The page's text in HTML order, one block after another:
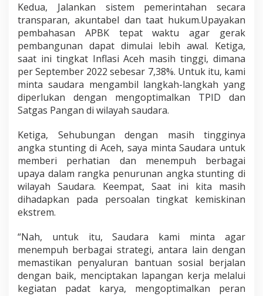
Kedua, Jalankan sistem pemerintahan secara
transparan, akuntabel dan taat hukum.Upayakan
pembahasan APBK tepat waktu agar gerak
pembangunan dapat dimulai lebih awal. Ketiga,
saat ini tingkat Inflasi Aceh masih tinggi, dimana
per September 2022 sebesar 7,38%. Untuk itu, kami
minta saudara mengambil langkah-langkah yang
diperlukan dengan mengoptimalkan TPID dan
Satgas Pangan di wilayah saudara.
Ketiga, Sehubungan dengan masih tingginya
angka stunting di Aceh, saya minta Saudara untuk
memberi perhatian dan menempuh berbagai
upaya dalam rangka penurunan angka stunting di
wilayah Saudara. Keempat, Saat ini kita masih
dihadapkan pada persoalan tingkat kemiskinan
ekstrem.
“Nah, untuk itu, Saudara kami minta agar
menempuh berbagai strategi, antara lain dengan
memastikan penyaluran bantuan sosial berjalan
dengan baik, menciptakan lapangan kerja melalui
kegiatan padat karya, mengoptimalkan peran